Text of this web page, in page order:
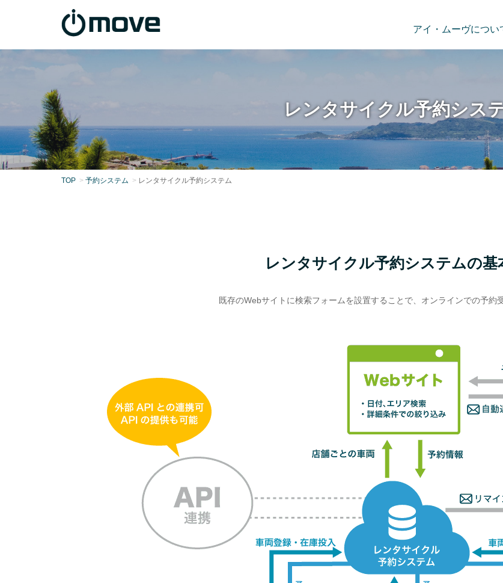
アイ・ムーヴについ
レンタサイクル予約シス
TOP 予約システム レンタサイクル予約システム
レンタサイクル予約システムの基
既存のWebサイトに検索フォームを設置することで、オンラインでの予約